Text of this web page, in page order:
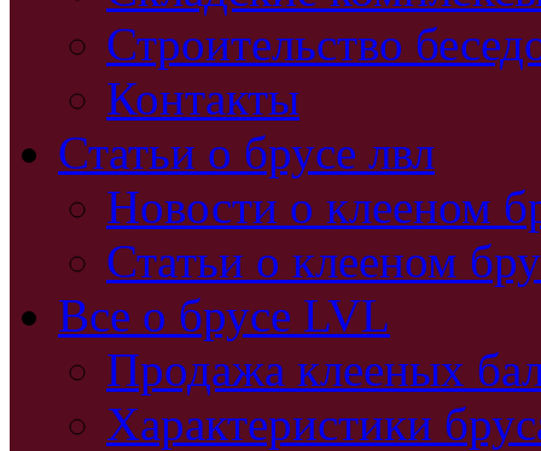
Строительство
Контакты
Статьи о брусе лвл
Новости о клееном
Статьи о клееном
Все о брусе LVL
Продажа клееных
Характеристики